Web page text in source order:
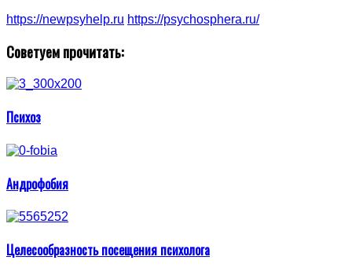
https://newpsyhelp.ru https://psychosphera.ru/
Советуем прочитать:
Психоз
Андрофобия
Целесообразность посещения психолога